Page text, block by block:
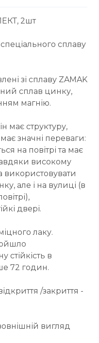
2шт
сплаву
зі сплаву ZAMAK
сплав цинку,
магнію.
має структуру,
значні переваги:
на повітрі та має
високому
використовувати
але і на вулиці (в
двері.
лаку.
стійкість в
72 годин.
/закриття -
вигляд